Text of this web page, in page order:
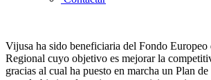
Vijusa ha sido beneficiaria del Fondo Europeo
Regional cuyo objetivo es mejorar la
gracias al cual ha puesto en marcha un Plan